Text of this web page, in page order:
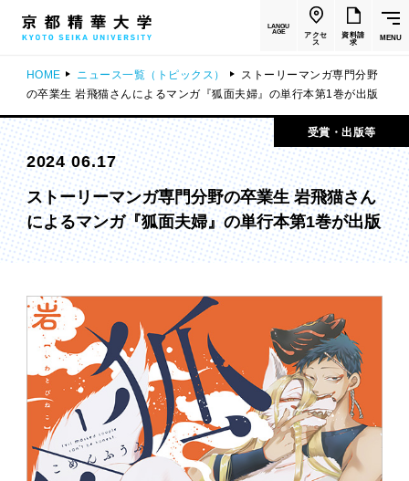
LANGU
AGE
アクセ
ス
資料請
求
MENU
HOME ニュース一覧（トピックス）
ストーリーマンガ専門分野
の卒業生 岩飛猫さんによるマンガ『狐面夫婦』の単行本第1巻が出版
受賞・出版等
2024 06.17
ストーリーマンガ専門分野の卒業生 岩飛猫さん
によるマンガ『狐面夫婦』の単行本第1巻が出版